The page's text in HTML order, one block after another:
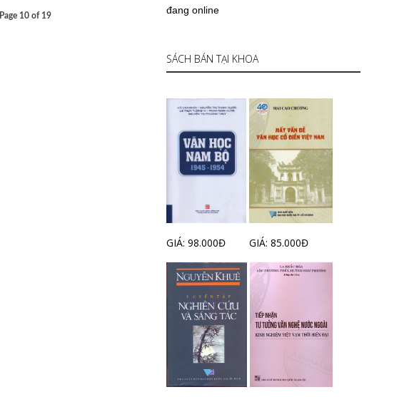
Page 10 of 19
đang online
SÁCH BÁN TẠI KHOA
GIÁ: 98.000Đ GIÁ: 85.000Đ